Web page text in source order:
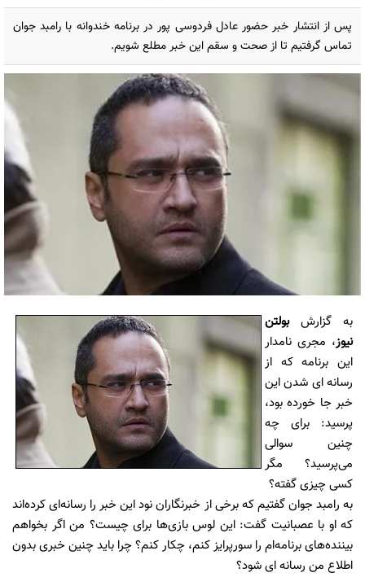
پس از انتشار خبر حضور عادل فردوسی پور در برنامه خندوانه با رامبد جوان
تماس گرفتیم تا از صحت و سقم این خبر مطلع شویم.
به گزارشبولتن
نیوز، مجری نامدار
این برنامه که از
رسانه ای شدن این
خبر جا خورده بود،
پرسید: برای چه
چنین سوالی
می‌پرسید؟ مگر
کسی چیزی گفته؟
به رامبد جوان گفتیم که برخی از خبرنگاران نود این خبر را رسانه‌ای کرده‌اند
که او با عصبانیت گفت: این لوس بازی‌ها برای چیست؟ من اگر بخواهم
بیننده‌های برنامه‌ام را سورپرایز کنم، چکار کنم؟ چرا باید چنین خبری بدون
اطلاع من رسانه ای شود؟